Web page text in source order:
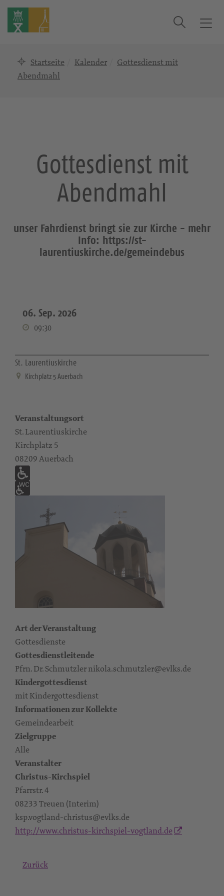
T
Suche
Startseite Kalender
Gottesdienst mit
Abendmahl
Gottesdienst mit
Abendmahl
unser Fahrdienst bringt sie zur Kirche - mehr
Info: https://st-
laurentiuskirche.de/gemeindebus
06. Sep. 2026
09:30
St. Laurentiuskirche
Kirchplatz 5 Auerbach
Veranstaltungsort
St. Laurentiuskirche
Kirchplatz 5
08209 Auerbach
Art der Veranstaltung
Gottesdienste
Gottesdienstleitende
Pfrn. Dr. Schmutzler nikola.schmutzler@evlks.de
Kindergottesdienst
mit Kindergottesdienst
Informationen zur Kollekte
Gemeindearbeit
Zielgruppe
Alle
Veranstalter
Christus-Kirchspiel
Pfarrstr. 4
08233 Treuen (Interim)
ksp.vogtland-christus@evlks.de
http://www.christus-kirchspiel-vogtland.de
Zurück